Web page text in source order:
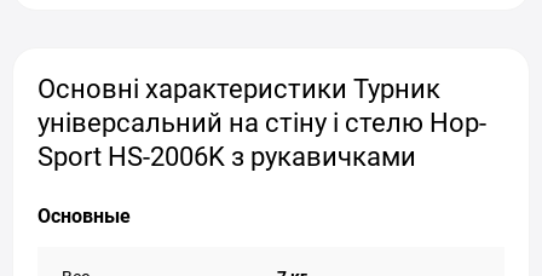
Основні характеристики Турник
універсальний на стіну і стелю Hop-
Sport HS-2006K з рукавичками
Основные